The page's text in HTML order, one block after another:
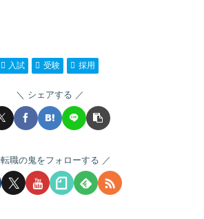
入試 受験 採用
シェアする
転職の鬼をフォローする